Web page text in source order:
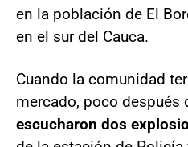
en la población de El
en el sur del Cauca.
Cuando la comunidad
mercado, poco después
escucharon dos